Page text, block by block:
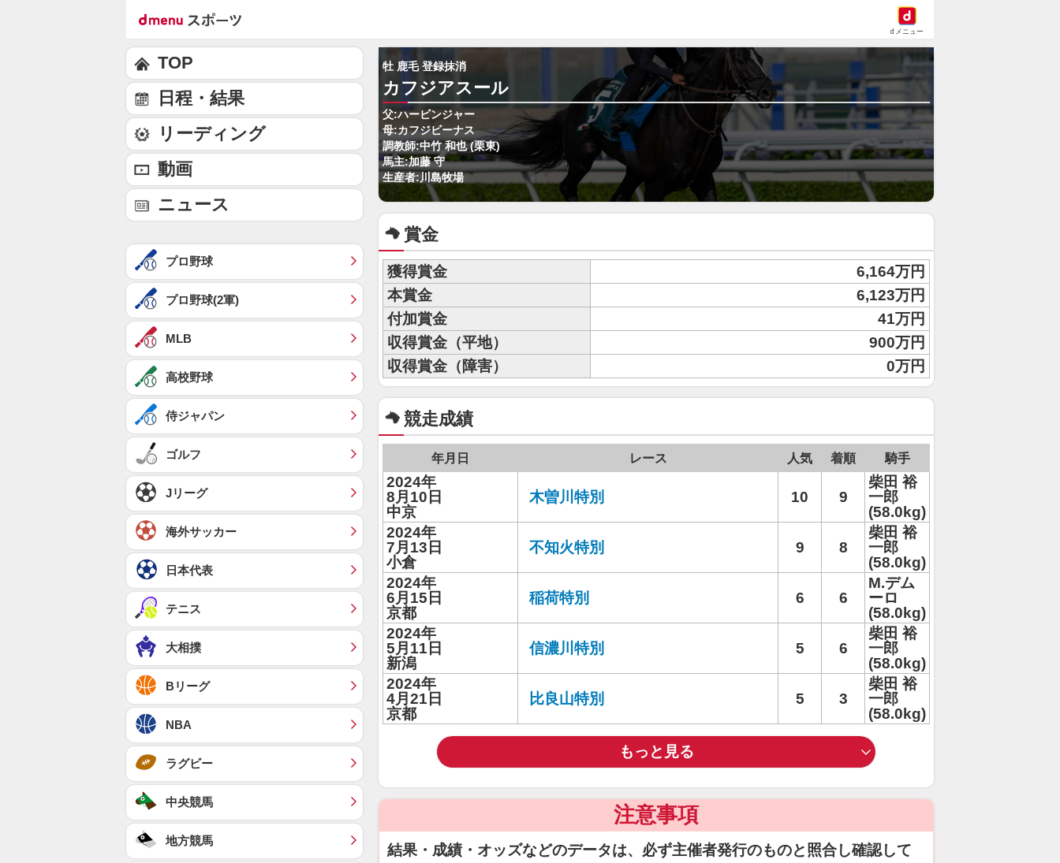
dメニュー
牡 鹿毛 登録抹消
カフジアスール
父:ハービンジャー
母:カフジビーナス
調教師:中竹 和也 (栗東)
馬主:加藤 守
生産者:川島牧場
賞金
獲得賞金
6,164万円
本賞金
6,123万円
付加賞金
41万円
収得賞金（平地）
900万円
収得賞金（障害）
0万円
競走成績
年月日 レース 人気 着順 騎手
2024年
8月10日
中京
木曽川特別 10 9
柴田 裕
一郎
(58.0kg)
2024年
7月13日
小倉
不知火特別 9 8
柴田 裕
一郎
(58.0kg)
2024年
6月15日
京都
稲荷特別 6 6
M.デム
ーロ
(58.0kg)
2024年
5月11日
新潟
信濃川特別 5 6
柴田 裕
一郎
(58.0kg)
2024年
4月21日
京都
比良山特別 5 3
柴田 裕
一郎
(58.0kg)
もっと見る
注意事項
結果・成績・オッズなどのデータは、必ず主催者発行のものと照合し確認して
TOP
日程・結果
リーディング
動画
ニュース
プロ野球
プロ野球(2軍)
MLB
高校野球
侍ジャパン
ゴルフ
Jリーグ
海外サッカー
日本代表
テニス
大相撲
Bリーグ
NBA
ラグビー
中央競馬
地方競馬